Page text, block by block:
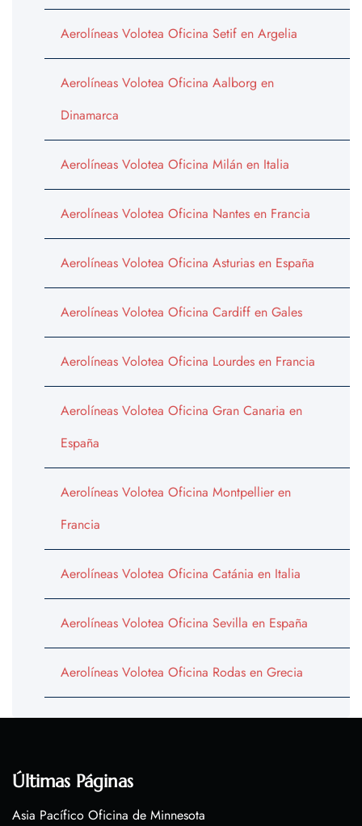
Aerolíneas Volotea Oficina Setif en Argelia
Aerolíneas Volotea Oficina Aalborg en
Dinamarca
Aerolíneas Volotea Oficina Milán en Italia
Aerolíneas Volotea Oficina Nantes en Francia
Aerolíneas Volotea Oficina Asturias en España
Aerolíneas Volotea Oficina Cardiff en Gales
Aerolíneas Volotea Oficina Lourdes en Francia
Aerolíneas Volotea Oficina Gran Canaria en
España
Aerolíneas Volotea Oficina Montpellier en
Francia
Aerolíneas Volotea Oficina Catánia en Italia
Aerolíneas Volotea Oficina Sevilla en España
Aerolíneas Volotea Oficina Rodas en Grecia
Últimas Páginas
Asia Pacífico Oficina de Minnesota